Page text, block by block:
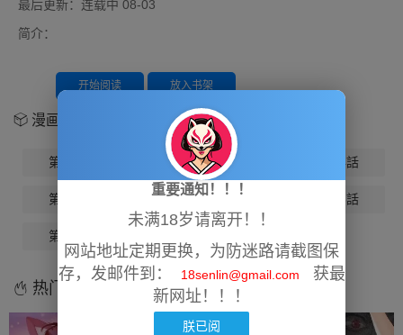
最后更新：连载中 08-03
简介：
开始阅读 放入书架
漫画章节
第1話 第2話 第3話 第4話
第5話 第6話 第7話 第8話
第9話
热门漫画
重要通知！！！
未满18岁请离开！！
网站地址定期更换，为防迷路请截图保
存，发邮件到：
18senlin@gmail.com
获最
新网址！！！
朕已阅